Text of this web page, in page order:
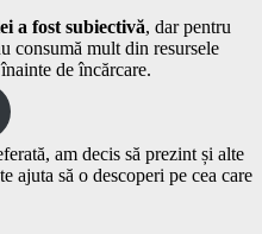
a fost subiectivă, dar pentru
consumă mult din resursele
de încărcare.
am decis să prezint și alte
ajuta să o descoperi pe cea care